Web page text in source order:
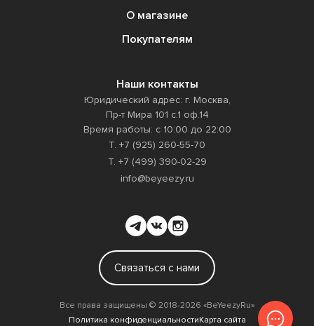
О магазине
Покупателям
Наши контакты
Юридический адрес: г. Москва,
Пр-т Мира 101 с.1 оф.14
Время работы: с 10:00 до 22:00
Т. +7 (925) 260-55-70
Т. +7 (499) 390-02-29
info@beyeezy.ru
Связаться с нами
Все права защищены ©️ 2018-2026 «BeYeezyRu»
Политика конфиденциальностиКарта сайта